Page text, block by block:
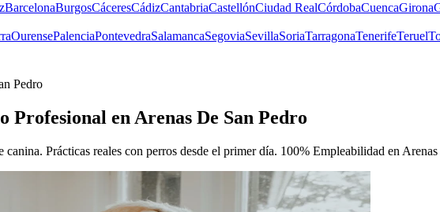
BarcelonaBurgosCáceresCádizCantabriaCastellónCiudad RealCórdobaCuencaGirona
OurensePalenciaPontevedraSalamancaSegoviaSevillaSoriaTarragonaTenerifeTeruel
Pedro
Profesional en Arenas De San Pedro
canina. Prácticas reales con perros desde el primer día. 100% Empleabilidad en